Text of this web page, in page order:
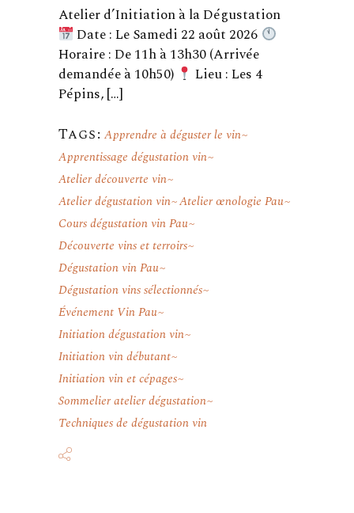
Atelier d’Initiation à la Dégustation
Date : Le Samedi 22 août 2026
Horaire : De 11h à 13h30 (Arrivée
demandée à 10h50)
Lieu : Les 4
Pépins, […]
Tags: Apprendre à déguster le vin
Apprentissage dégustation vin
Atelier découverte vin
Atelier dégustation vin Atelier œnologie Pau
Cours dégustation vin Pau
Découverte vins et terroirs
Dégustation vin Pau
Dégustation vins sélectionnés
Événement Vin Pau
Initiation dégustation vin
Initiation vin débutant
Initiation vin et cépages
Sommelier atelier dégustation
Techniques de dégustation vin